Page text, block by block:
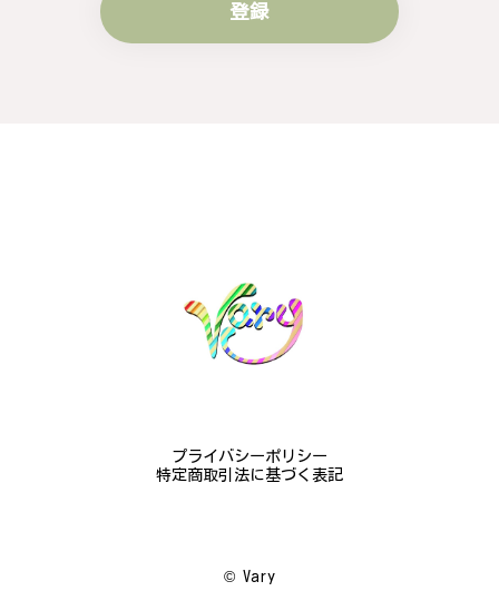
き、誠にありがとうございました。お客
様にご満足いただけたこと、大変嬉しく
思っております。これからも心を込めた
作品をお届けできるよう努めてまいりま
登録
プライバシーポリシー
特定商取引法に基づく表記
©︎ Vary